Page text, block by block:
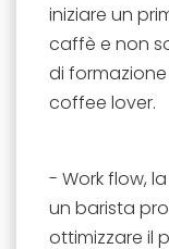
iniziare un
caffè e non
di
coffee lover.
- Work flow,
un barista
ottimizzare il